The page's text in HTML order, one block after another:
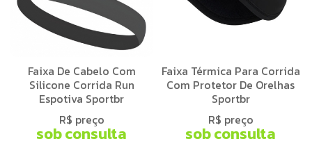
Faixa De Cabelo Com
Silicone Corrida Run
Espotiva Sportbr
R$ preço
sob consulta
Faixa Térmica Para Corrida
Com Protetor De Orelhas
Sportbr
R$ preço
sob consulta